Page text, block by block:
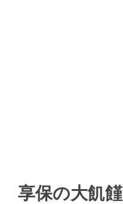
享保の大飢饉